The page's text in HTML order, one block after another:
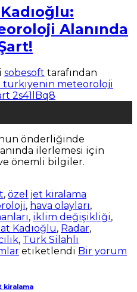
Alanında
sobesoft tarafından
önderliğinde
ilerlemesi için
önemli bilgiler.
, özel jet kiralama
, hava olayları,
, iklim değişikliği,
Kadıoğlu, Radar,
, Türk Silahlı
etiketlendi Bir yorum
kiralama